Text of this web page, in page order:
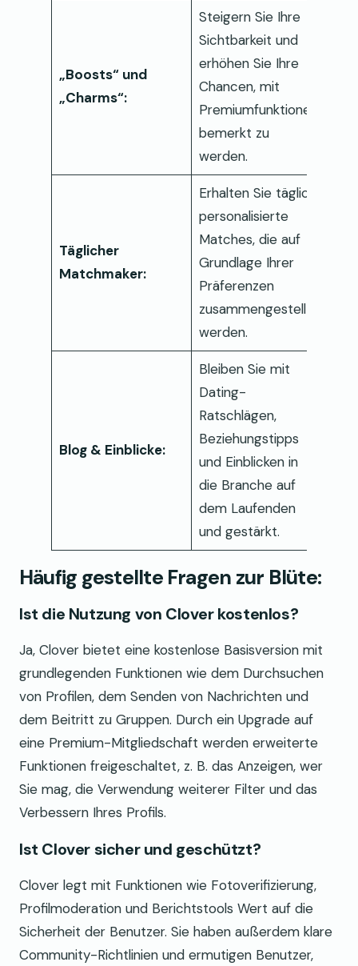
„Boosts“ und
„Charms“:
Steigern Sie Ihre
Sichtbarkeit und
erhöhen Sie Ihre
Chancen, mit
Premiumfunktionen
bemerkt zu
werden.
Täglicher
Matchmaker:
Erhalten Sie täglich
personalisierte
Matches, die auf
Grundlage Ihrer
Präferenzen
zusammengestellt
werden.
Blog & Einblicke:
Bleiben Sie mit
Dating-
Ratschlägen,
Beziehungstipps
und Einblicken in
die Branche auf
dem Laufenden
und gestärkt.
Häufig gestellte Fragen zur Blüte:
Ist die Nutzung von Clover kostenlos?
Ja, Clover bietet eine kostenlose Basisversion mit
grundlegenden Funktionen wie dem Durchsuchen
von Profilen, dem Senden von Nachrichten und
dem Beitritt zu Gruppen. Durch ein Upgrade auf
eine Premium-Mitgliedschaft werden erweiterte
Funktionen freigeschaltet, z. B. das Anzeigen, wer
Sie mag, die Verwendung weiterer Filter und das
Verbessern Ihres Profils.
Ist Clover sicher und geschützt?
Clover legt mit Funktionen wie Fotoverifizierung,
Profilmoderation und Berichtstools Wert auf die
Sicherheit der Benutzer. Sie haben außerdem klare
Community-Richtlinien und ermutigen Benutzer,